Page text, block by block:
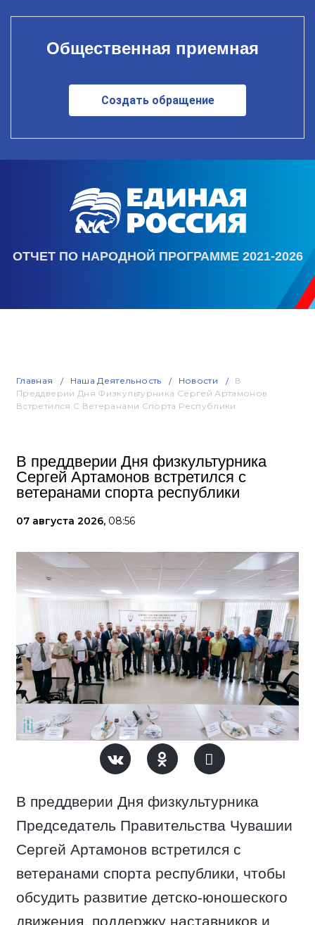
Общественная приемная
Создать обращение
ОТЧЕТ ПО НАРОДНОЙ ПРОГРАММЕ 2021-2026
Главная Наша Деятельность Новости
В
Преддверии Дня Физкультурника Сергей Артамонов
Встретился С Ветеранами Спорта Республики
В преддверии Дня физкультурника
Сергей Артамонов встретился с
ветеранами спорта республики
07 августа 2026, 08:56
В преддверии Дня физкультурника
Председатель Правительства Чувашии
Сергей Артамонов встретился с
ветеранами спорта республики, чтобы
обсудить развитие детско-юношеского
движения, поддержку наставников и